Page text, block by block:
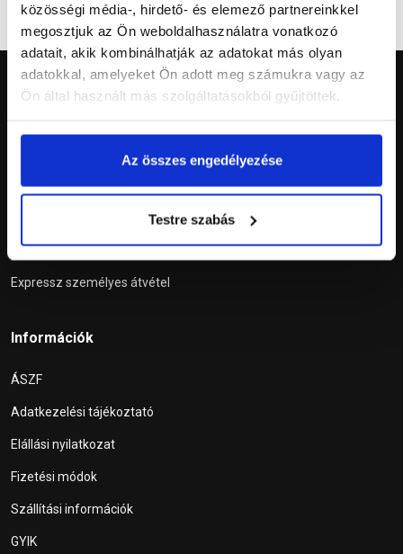
közösségi média-, hirdető- és elemező partnereinkkel
megosztjuk az Ön weboldalhasználatra vonatkozó
adatait, akik kombinálhatják az adatokat más olyan
adatokkal, amelyeket Ön adott meg számukra vagy az
Ön által használt más szolgáltatásokból gyűjtöttek.
Az összes engedélyezése
Testre szabás
Szállítási díj kalkulátor
Expressz személyes átvétel
Információk
ÁSZF
Adatkezelési tájékoztató
Elállási nyilatkozat
Fizetési módok
Szállítási információk
GYIK